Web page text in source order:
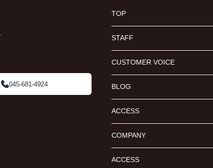
045-681-4924
TOP
STAFF
CUSTOMER VOICE
BLOG
ACCESS
COMPANY
ACCESS